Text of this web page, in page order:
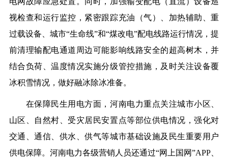
视检查和运行监控，紧密跟踪充油（气）、加热辅助、重
过载设备、城市“生命线”和“煤改电”配电线路运行情况，提
前清理输配电通道周边可能影响线路安全的超高树木，并
结合负荷、温度情况实施分级管控措施，及时关注设备覆
冰积雪情况，做好融冰除冰准备。
在保障民生用电方面，河南电力重点关注城市小区、
山区、自然村、受灾居民安置点等部位供电情况，强化对
交通、通信、供水、供气等城市基础设施及民生重要用户
供电保障。河南电力各级营销人员还通过“网上国网”APP、